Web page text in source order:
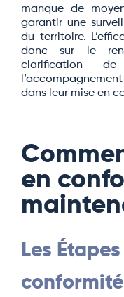
manque de
garantir une
du territoire.
donc sur le
clarification
dans leur mise en
en
Les